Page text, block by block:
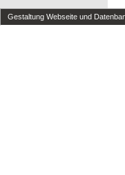
Gestaltung Webseite und